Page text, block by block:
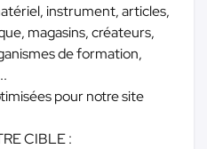
instrument, articles,
magasins, créateurs,
de formation,
pour notre site
CIBLE :